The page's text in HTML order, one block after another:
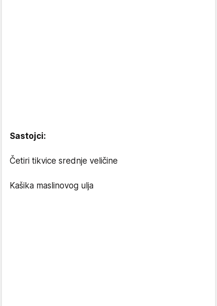
Sastojci:
Četiri tikvice srednje veličine
Kašika maslinovog ulja